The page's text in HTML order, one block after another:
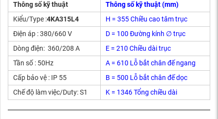
Thông số kỹ thuật
Thông số kỹ thuật (mm)
Kiểu/Type :4KA315L4
H = 355 Chiều cao tâm trục
Điện áp : 380/660 V
D = 100 Đường kính ∅ trục
Dòng điện: 360/208 A
E = 210 Chiều dài trục
Tần số : 50Hz
A = 610 Lỗ bắt chân đế ngang
Cấp bảo vệ : IP 55
B = 500 Lỗ bắt chân đế dọc
Chế độ làm việc/Duty: S1
K = 1346 Tổng chiều dài